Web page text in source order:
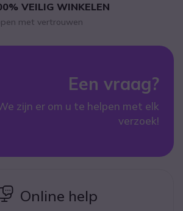
VEILIG WINKELEN
met vertrouwen
Een vraag?
zijn er om u te helpen met elk
verzoek!
icon
Online help